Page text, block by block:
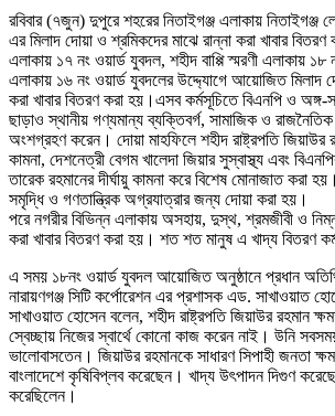
রবিবার (৭জুন) দুপুরে শহরের নিতাইগঞ্জ এলাকায়
এর মিলাদ দোয়া ও শ্রমিকদের মাঝে রান্না করা খাবার বিতরণ
এলাকায় ১৭ নং ওয়ার্ড যুবদল, শহীদ বাপ্পি স্মরণী এলাকায় ১৮
এলাকায় ১৬ নং ওয়ার্ড যুবদলের উদ্দ্যোগে আয়োজিত মিলাদ
করা খাবার বিতরণ করা হয়।এসব কর্মসূচিতে বিএনপি ও অঙ্গ-
ছাড়াও স্থানীয় গণ্যমান্য ব্যক্তিবর্গ, সামাজিক ও
অংশগ্রহণ করেন। দোয়া মাহফিলে শহীদ রাষ্ট্রপতি জিয়াউর
কামনা, দেশনেত্রী বেগম খালেদা জিয়ার সুস্বাস্থ্য এবং
তারেক রহমানের দীর্ঘায়ু কামনা করে বিশেষ মোনাজাত করা
সমৃদ্ধি ও গণতান্ত্রিক অগ্রযাত্রার জন্য দোয়া করা হয়।
পরে নগরীর বিভিন্ন এলাকায় অসহায়, দুস্থ, শ্রমজীবী ও
করা খাবার বিতরণ করা হয়। শত শত মানুষ এ খাদ্য বিতরণ
এ সময় ১৮নং ওয়ার্ড যুবদল আয়োজিত অনুষ্ঠানে প্রধান
নারায়ণগঞ্জ সিটি কর্পোরেশন এর প্রশাসক এড. সাখাওয়াত
সাখাওয়াত হোসেন বলেন, শহীদ রাষ্ট্রপতি জিয়াউর রহমান
স্বেচ্ছায় নিজের স্বার্থে কোনো কাজ করেন নাই। উনি
ভালোবাসতেন। জিয়াউর রহমানকে সাধারণ সিপাহী জনতা
বাংলাদেশে কৃষিবিপ্লব করেছেন। খাদ্য উৎপাদন দিগুণ
করেছিলেন।